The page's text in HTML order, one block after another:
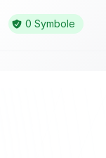
0 Symbole